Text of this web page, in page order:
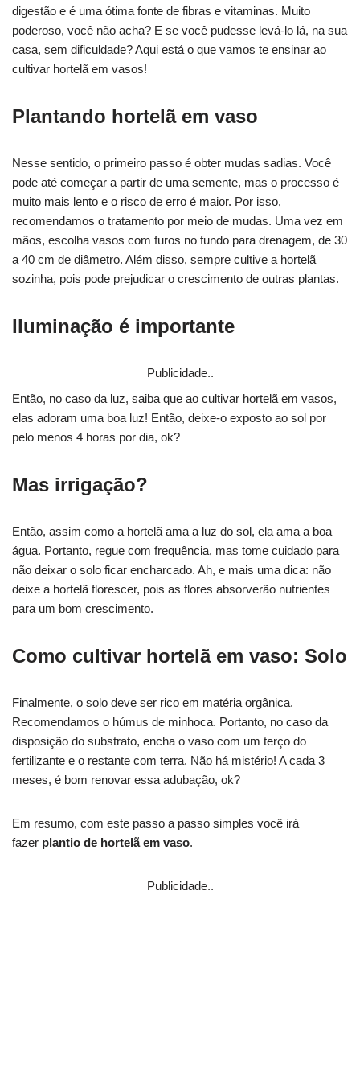
digestão e é uma ótima fonte de fibras e vitaminas. Muito
poderoso, você não acha? E se você pudesse levá-lo lá, na sua
casa, sem dificuldade? Aqui está o que vamos te ensinar ao
cultivar hortelã em vasos!
Plantando hortelã em vaso
Nesse sentido, o primeiro passo é obter mudas sadias. Você
pode até começar a partir de uma semente, mas o processo é
muito mais lento e o risco de erro é maior. Por isso,
recomendamos o tratamento por meio de mudas. Uma vez em
mãos, escolha vasos com furos no fundo para drenagem, de 30
a 40 cm de diâmetro. Além disso, sempre cultive a hortelã
sozinha, pois pode prejudicar o crescimento de outras plantas.
Iluminação é importante
Publicidade..
Então, no caso da luz, saiba que ao cultivar hortelã em vasos,
elas adoram uma boa luz! Então, deixe-o exposto ao sol por
pelo menos 4 horas por dia, ok?
Mas irrigação?
Então, assim como a hortelã ama a luz do sol, ela ama a boa
água. Portanto, regue com frequência, mas tome cuidado para
não deixar o solo ficar encharcado. Ah, e mais uma dica: não
deixe a hortelã florescer, pois as flores absorverão nutrientes
para um bom crescimento.
Como cultivar hortelã em vaso: Solo
Finalmente, o solo deve ser rico em matéria orgânica.
Recomendamos o húmus de minhoca. Portanto, no caso da
disposição do substrato, encha o vaso com um terço do
fertilizante e o restante com terra. Não há mistério! A cada 3
meses, é bom renovar essa adubação, ok?
Em resumo, com este passo a passo simples você irá
fazer plantio de hortelã em vaso.
Publicidade..